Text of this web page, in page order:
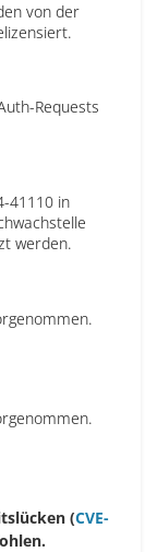
von der
Requests
41110 in
werden.
(CVE-